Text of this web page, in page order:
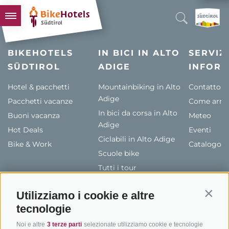
Utilizziamo i cookie e altre
tecnologie
Noi e altre 3 terze parti selezionate utilizziamo cookie e tecnologie
BIKEHOTELS
HOTELS & PACCHETTI
TOUR & TERRITORI
L'ALTO ADIGE & NOI
INFO UTILI
BIKEHOTELS
SÜDTIROL
Hotel & pacchetti
Pacchetti vacanze
Buoni vacanza
Hot Deals
Bike & Work
IN BICI IN ALTO
ADIGE
Mountainbiking in Alto
Adige
In bici da corsa in Alto
Adige
Ciclabili in Alto Adige
Scuole bike
Tutti i tour
Contatto
Come
Meteo
Eventi
Catalogo